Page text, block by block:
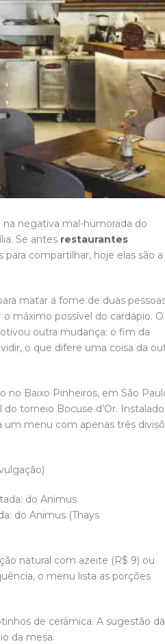
negativa mal-humorada do
Se antes restaurantes
compartilhar, hoje elas são a
matar a fome de duas
máximo possível do cardápio. O
outra mudança: o fim da
o que difere uma coisa da
Baixo Pinheiros, em São
torneio Bocuse d’Or.
menu com apenas três
do Animus (Thays
natural com azeite (R$ 9) ou
o menu lista as porções
de cerâmica. A sugestão da
da mesa.